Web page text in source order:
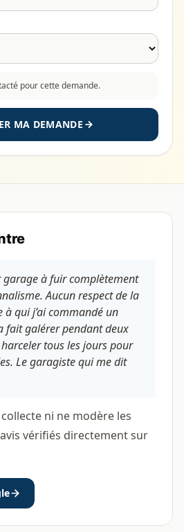
pour cette demande.
MA DEMANDE
garage à fuir complètement
Aucun respect de la
qui j’ai commandé un
fait galérer pendant deux
harceler tous les jours pour
Le garagiste qui me dit
ni ne modère les
vérifiés directement sur